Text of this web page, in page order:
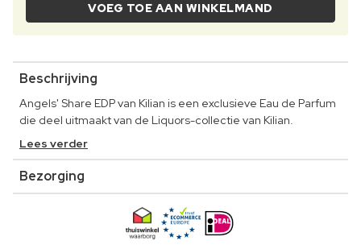
VOEG TOE AAN WINKELMAND
Beschrijving
Angels' Share EDP van Kilian is een exclusieve Eau de Parfum
die deel uitmaakt van de Liquors-collectie van Kilian.
Lees verder
Bezorging